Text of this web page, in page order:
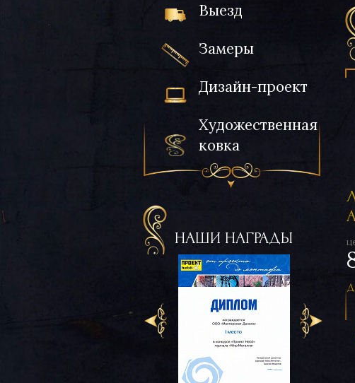
Выезд
Замеры
Дизайн-проект
Художественная
ковка
НАШИ НАГРАДЫ